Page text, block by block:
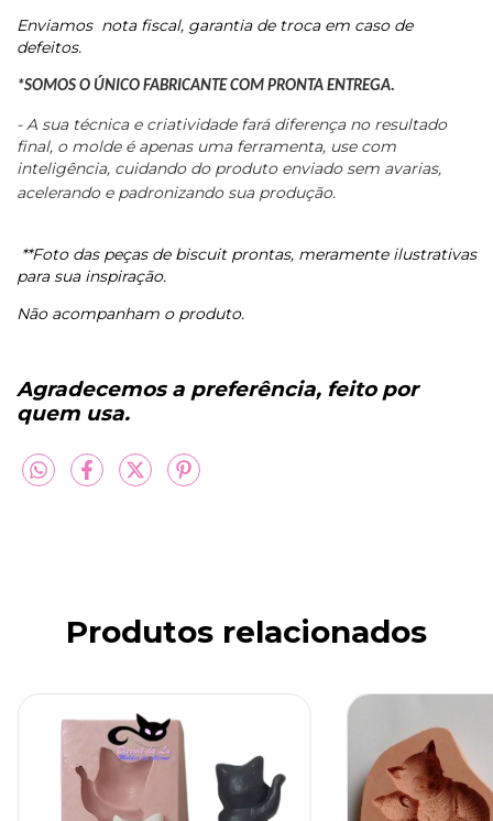
Enviamos nota fiscal, garantia de troca em caso de
defeitos.
*SOMOS O ÚNICO FABRICANTE COM PRONTA ENTREGA.
- A sua técnica e criatividade fará diferença no resultado
final, o molde é apenas uma ferramenta, use com
inteligência, cuidando do produto enviado sem avarias,
acelerando e padronizando sua produção.
**Foto das peças de biscuit prontas, meramente ilustrativas
para sua inspiração.
Não acompanham o produto.
Agradecemos a preferência, feito por
quem usa.
Produtos relacionados